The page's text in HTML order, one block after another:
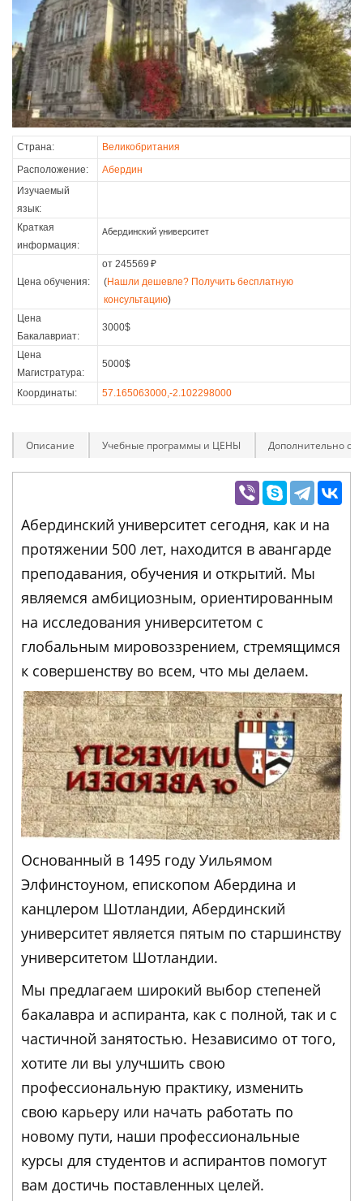
Страна:
Великобритания
Расположение:
Абердин
Изучаемый
язык:
Краткая
информация:
Абердинский университет
Цена обучения:
от 245569 ₽
(Нашли дешевле? Получить бесплатную
консультацию)
Цена
Бакалавриат:
3000$
Цена
Магистратура:
5000$
Координаты: 57.165063000,-2.102298000
Описание Учебные программы и ЦЕНЫ Дополнительно
Абердинский университет сегодня, как и на
протяжении 500 лет, находится в авангарде
преподавания, обучения и открытий. Мы
являемся амбициозным, ориентированным
на исследования университетом с
глобальным мировоззрением, стремящимся
к совершенству во всем, что мы делаем.
Основанный в 1495 году Уильямом
Элфинстоуном, епископом Абердина и
канцлером Шотландии, Абердинский
университет является пятым по старшинству
университетом Шотландии.
Мы предлагаем широкий выбор степеней
бакалавра и аспиранта, как с полной, так и с
частичной занятостью. Независимо от того,
хотите ли вы улучшить свою
профессиональную практику, изменить
свою карьеру или начать работать по
новому пути, наши профессиональные
курсы для студентов и аспирантов помогут
вам достичь поставленных целей.